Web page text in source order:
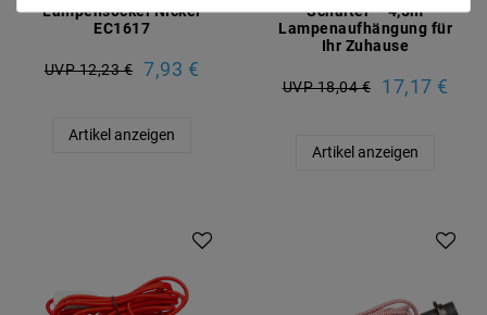
Lampensockel Nickel
EC1617
UVP 12,23 € 7,93 €
Artikel anzeigen
Schalter – 4,5m
Lampenaufhängung für
Ihr Zuhause
UVP 18,04 € 17,17 €
Artikel anzeigen